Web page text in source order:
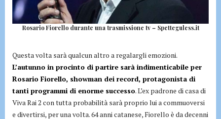
Rosario Fiorello durante una trasmissione tv – Spetteguless.it
Questa volta sarà qualcun altro a regalargli emozioni.
L’autunno in procinto di partire sarà indimenticabile per
Rosario Fiorello, showman dei record, protagonista di
tanti programmi di enorme successo. L’ex padrone di casa di
Viva Rai 2 con tutta probabilità sarà proprio lui a commuoversi
e divertirsi, per una volta. 64 anni catanese, Fiorello è da decenni